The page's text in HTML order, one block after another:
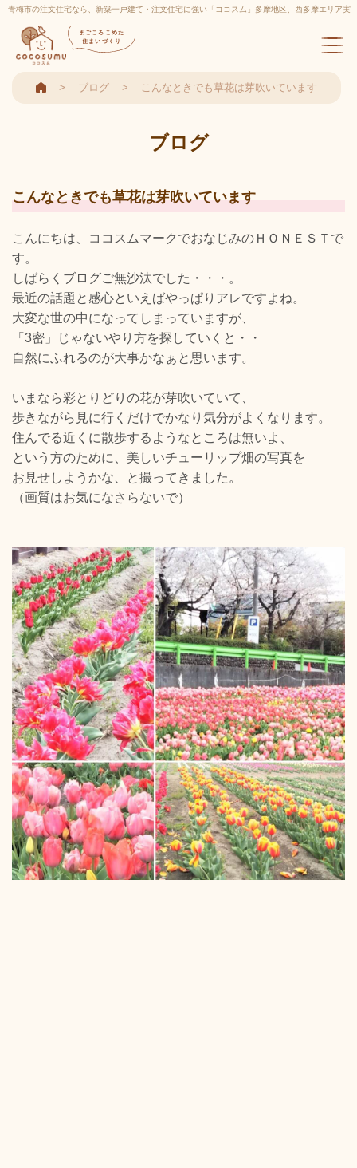
青梅市の注文住宅なら、新築一戸建て・注文住宅に強い「ココスム」多摩地区、西多摩エリア実
績多数
まごころこめた
住まいづくり
ブログ こんなときでも草花は芽吹いています
ブログ
こんなときでも草花は芽吹いています
こんにちは、ココスムマークでおなじみのＨＯＮＥＳＴで
す。
しばらくブログご無沙汰でした・・・。
最近の話題と感心といえばやっぱりアレですよね。
大変な世の中になってしまっていますが、
「3密」じゃないやり方を探していくと・・
自然にふれるのが大事かなぁと思います。
いまなら彩とりどりの花が芽吹いていて、
歩きながら見に行くだけでかなり気分がよくなります。
住んでる近くに散歩するようなところは無いよ、
という方のために、美しいチューリップ畑の写真を
お見せしようかな、と撮ってきました。
（画質はお気になさらないで）